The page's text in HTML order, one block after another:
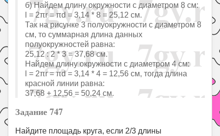
б) Найдем длину окружности с диаметром 8 см:
l = 2πr = πd = 3,14 * 8 = 25,12 см.
Так на рисунке 3 полуокружности с диаметром 8
см, то суммарная длина данных
полуокружностей равна:
25,12 : 2 * 3 = 37,68 см.
Найдем длину окружности с диаметром 4 см:
l = 2πr = πd = 3,14 * 4 = 12,56 см, тогда длина
красной линии равна:
37,68 + 12,56 = 50,24 см.
Задание 747
Найдите площадь круга, если 2/3 длины